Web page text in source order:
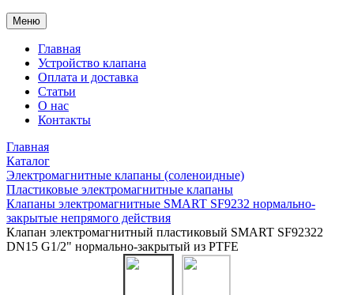
Меню
Главная
Устройство клапана
Оплата и доставка
Статьи
О нас
Контакты
Главная
Каталог
Электромагнитные клапаны (соленоидные)
Пластиковые электромагнитные клапаны
Клапаны электромагнитные SMART SF9232 нормально-
закрытые непрямого действия
Клапан электромагнитный пластиковый SMART SF92322
DN15 G1/2" нормально-закрытый из PTFE